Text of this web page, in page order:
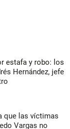
estafa y robo: los
Hernández, jefe
que las víctimas
Vargas no